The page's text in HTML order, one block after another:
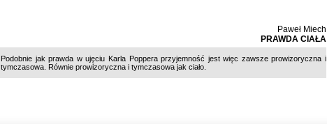
Paweł Miech
PRAWDA CIAŁA
Podobnie jak prawda w ujęciu Karla Poppera przyjemność jest więc zawsze prowizoryczna i
tymczasowa. Równie prowizoryczna i tymczasowa jak ciało.